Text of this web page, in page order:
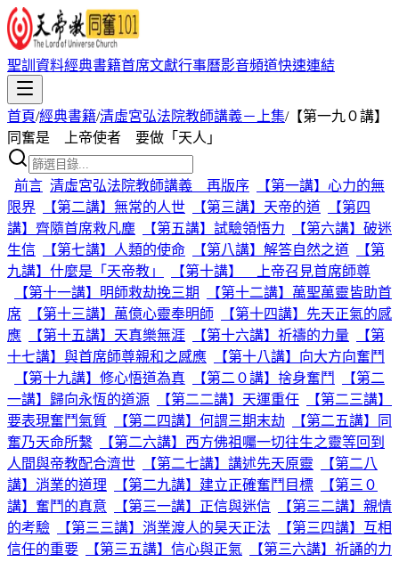
聖訓資料經典書籍首席文獻行事曆影音頻道快速連結
首頁/經典書籍/清虛宮弘法院教師講義－上集/【第一九０講】
同奮是 上帝使者 要做「天人」
前言 清虛宮弘法院教師講義 再版序
【第一講】心力的無
限界
【第二講】無常的人世 【第三講】天帝的道
【第四
講】齊隨首席救凡塵
【第五講】試驗領悟力
【第六講】破迷
生信
【第七講】人類的使命 【第八講】解答自然之道
【第
九講】什麼是「天帝教」
【第十講】 上帝召見首席師尊
【第十一講】明師救劫挽三期
【第十二講】萬聖萬靈皆助首
席
【第十三講】萬億心靈奉明師
【第十四講】先天正氣的感
應
【第十五講】天真樂無涯 【第十六講】祈禱的力量
【第
十七講】與首席師尊親和之感應
【第十八講】向大方向奮鬥
【第十九講】修心悟道為真
【第二０講】捨身奮鬥
【第二
一講】歸向永恆的道源
【第二二講】天運重任
【第二三講】
要表現奮鬥氣質
【第二四講】何謂三期末劫
【第二五講】同
奮乃天命所繫
【第二六講】西方佛祖囑一切往生之靈等回到
人間與帝教配合濟世
【第二七講】講述先天原靈
【第二八
講】消業的道理
【第二九講】建立正確奮鬥目標
【第三０
講】奮鬥的真意
【第三一講】正信與迷信
【第三二講】親情
的考驗
【第三三講】消業渡人的昊天正法
【第三四講】互相
信任的重要
【第三五講】信心與正氣
【第三六講】祈誦的力